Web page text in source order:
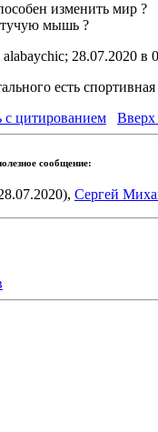
изменить мир ?
мышь ?
28.07.2020 в
есть
с цитированием
Вверх
сообщение:
Сергей